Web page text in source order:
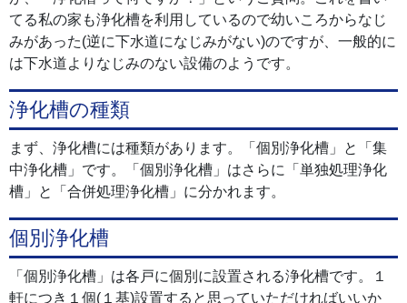
てる私の家も浄化槽を利用しているので幼いころからなじ
みがあった(逆に下水道になじみがない)のですが、一般的に
は下水道よりなじみのない設備のようです。
浄化槽の種類
まず、浄化槽には種類があります。「個別浄化槽」と「集
中浄化槽」です。「個別浄化槽」はさらに「単独処理浄化
槽」と「合併処理浄化槽」に分かれます。
個別浄化槽
「個別浄化槽」は各戸に個別に設置される浄化槽です。１
軒につき１個(１基)設置すると思っていただければいいか